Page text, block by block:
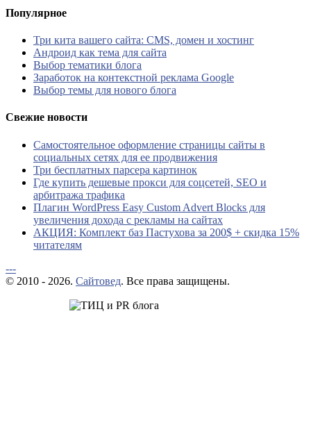
Популярное
Три кита вашего сайта: CMS, домен и хостинг
Андроид как тема для сайта
Выбор тематики блога
Заработок на контекстной реклама Google
Выбор темы для нового блога
Свежие новости
Самостоятельное оформление страницы сайты в
социальных сетях для ее продвижения
Три бесплатных парсера картинок
Где купить дешевые прокси для соцсетей, SEO и
арбитража трафика
Плагин WordPress Easy Custom Advert Blocks для
увеличения дохода с рекламы на сайтах
АКЦИЯ: Комплект баз Пастухова за 200$ + скидка 15%
читателям
---
© 2010 - 2026. Сайтовед. Все права защищены.